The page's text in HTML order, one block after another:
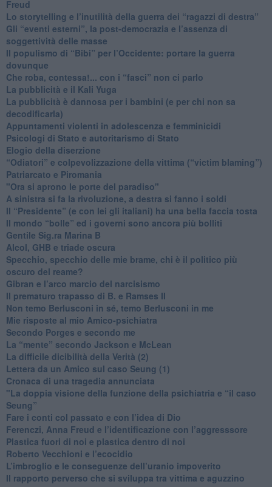
Freud
​Lo storytelling e l’inutilità della guerra dei “ragazzi di destra”
​Gli “eventi esterni”, la post-democrazia e l’assenza di
soggettività delle masse
​Il populismo di “Bibi” per l’Occidente: portare la guerra
dovunque
​Che roba, contessa!... con i “fasci” non ci parlo
La pubblicità e il Kali Yuga
​La pubblicità è dannosa per i bambini (e per chi non sa
decodificarla)
​Appuntamenti violenti in adolescenza e femminicidi
​Psicologi di Stato e autoritarismo di Stato
Elogio della diserzione
“Odiatori” e colpevolizzazione della vittima (“victim blaming”)
​Patriarcato e Piromania
"Ora si aprono le porte del paradiso"
​A sinistra si fa la rivoluzione, a destra si fanno i soldi
​Il “Presidente” (e con lei gli italiani) ha una bella faccia tosta
​Il mondo “bolle” ed i governi sono ancora più bolliti
​Gentile Sig.ra Marina B
​Alcol, GHB e triade oscura
​Specchio, specchio delle mie brame, chi è il politico più
oscuro del reame?
​Gibran e l’arco marcio del narcisismo
​Il prematuro trapasso di B. e Ramses II
​Non temo Berlusconi in sé, temo Berlusconi in me
​Mie risposte al mio Amico-psichiatra
​Secondo Porges e secondo me
​La “mente” secondo Jackson e McLean
La difficile dicibilità della Verità (2)
​Lettera da un Amico sul caso Seung (1)
​Cronaca di una tragedia annunciata
"​La doppia visione della funzione della psichiatria e “il caso
Seung”
​Fare i conti col passato e con l’idea di Dio
​Ferenczi, Anna Freud e l’identificazione con l’aggresssore
Plastica fuori di noi e plastica dentro di noi
​Roberto Vecchioni e l’ecocidio
​L’imbroglio e le conseguenze dell’uranio impoverito
​Il rapporto perverso che si sviluppa tra vittima e aguzzino